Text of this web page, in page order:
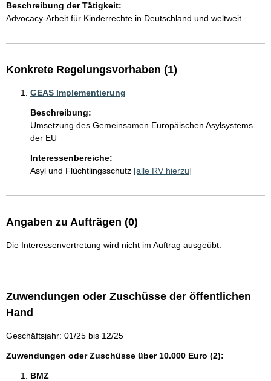
Beschreibung der Tätigkeit:
Advocacy-Arbeit für Kinderrechte in Deutschland und weltweit.
Konkrete Regelungsvorhaben (1)
GEAS Implementierung
Beschreibung:
Umsetzung des Gemeinsamen Europäischen Asylsystems
der EU
Interessenbereiche:
Asyl und Flüchtlingsschutz [alle RV hierzu]
Angaben zu Aufträgen (0)
Die Interessenvertretung wird nicht im Auftrag ausgeübt.
Zuwendungen oder Zuschüsse der öffentlichen
Hand
Geschäftsjahr: 01/25 bis 12/25
Zuwendungen oder Zuschüsse über 10.000 Euro (2):
BMZ